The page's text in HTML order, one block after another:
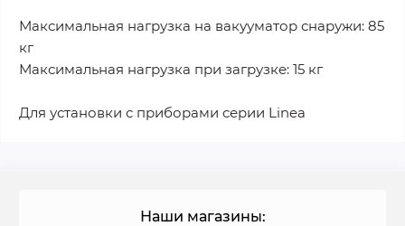
Максимальная нагрузка на вакууматор снаружи: 85
кг
Максимальная нагрузка при загрузке: 15 кг
Для установки с приборами серии Linea
Наши магазины: